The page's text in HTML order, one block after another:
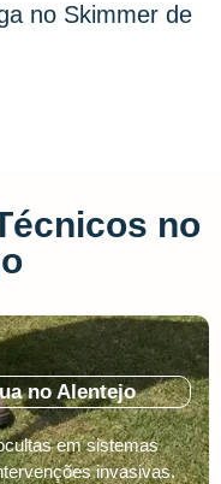
no Skimmer de
no
no Alentejo
em sistemas
invasivas.